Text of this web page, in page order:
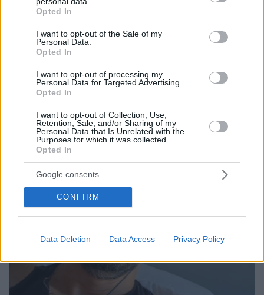
grant or deny consent to Google and its third-party tags to
use your data for below specified purposes in below Google
consent section.
Opted In
I want to opt-out of the Sale of my
Personal Data.
Opted In
I want to opt-out of processing my
Personal Data for Targeted Advertising.
Opted In
I want to opt-out of Collection, Use,
Retention, Sale, and/or Sharing of my
Personal Data that Is Unrelated with the
Purposes for which it was collected.
Opted In
Google consents
CONFIRM
Data Deletion Data Access Privacy Policy
Ο αδερφός της Αντζελίνα Τζολί αποκάλυψε ότι είναι
γκέι: Κουράστηκα να κρύβομαι, δήλωσε
ΔΕΙΤΕ ΟΛΕΣ ΤΙΣ ΕΙΔΗΣΕΙΣ